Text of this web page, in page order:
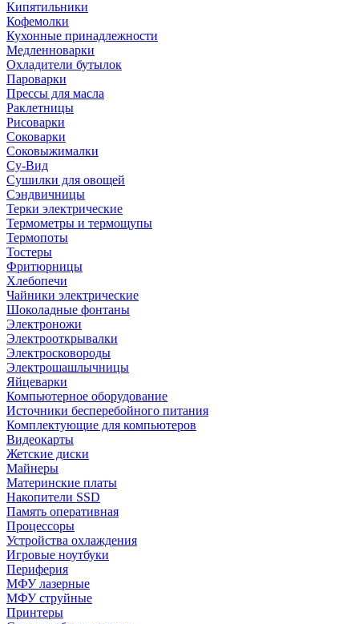
Кипятильники
Кофемолки
Кухонные принадлежности
Медленноварки
Охладители бутылок
Пароварки
Прессы для масла
Раклетницы
Рисоварки
Соковарки
Соковыжималки
Су-Вид
Сушилки для овощей
Сэндвичницы
Терки электрические
Термометры и термощупы
Термопоты
Тостеры
Фритюрницы
Хлебопечи
Чайники электрические
Шоколадные фонтаны
Электроножи
Электрооткрывалки
Электросковороды
Электрошашлычницы
Яйцеварки
Компьютерное оборудование
Источники бесперебойного питания
Комплектующие для компьютеров
Видеокарты
Жетские диски
Майнеры
Материнские платы
Накопители SSD
Память оперативная
Процессоры
Устройства охлаждения
Игровые ноутбуки
Периферия
МФУ лазерные
МФУ струйные
Принтеры